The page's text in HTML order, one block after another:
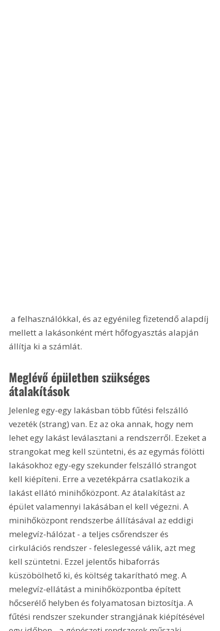
a felhasználókkal, és az egyénileg fizetendő alapdíj
mellett a lakásonként mért hőfogyasztás alapján
állítja ki a számlát.
Meglévő épületben szükséges
átalakítások
Jelenleg egy-egy lakásban több fűtési felszálló
vezeték (strang) van. Ez az oka annak, hogy nem
lehet egy lakást leválasztani a rendszerről. Ezeket a
strangokat meg kell szüntetni, és az egymás fölötti
lakásokhoz egy-egy szekunder felszálló strangot
kell kiépíteni. Erre a vezetékpárra csatlakozik a
lakást ellátó minihőközpont. Az átalakítást az
épület valamennyi lakásában el kell végezni. A
minihőközpont rendszerbe állításával az eddigi
melegvíz-hálózat - a teljes csőrendszer és
cirkulációs rendszer - feleslegessé válik, azt meg
kell szüntetni. Ezzel jelentős hibaforrás
küszöbölhető ki, és költség takarítható meg. A
melegvíz-ellátást a minihőközpontba épített
hőcserélő helyben és folyamatosan biztosítja. A
fűtési rendszer szekunder strangjának kiépítésével